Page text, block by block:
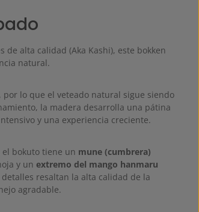
de alta calidad (Aka Kashi), este bokken
natural.
lo que el veteado natural sigue siendo
la madera desarrolla una pátina
y una experiencia creciente.
el bokuto tiene un mune (cumbrera)
y un extremo del mango hanmaru
resaltan la alta calidad de la
agradable.